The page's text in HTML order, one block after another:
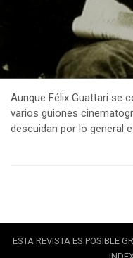
Aunque Félix Guattari se
varios guiones
descuidan por lo general
ESTA REVISTA ES POSIBLE